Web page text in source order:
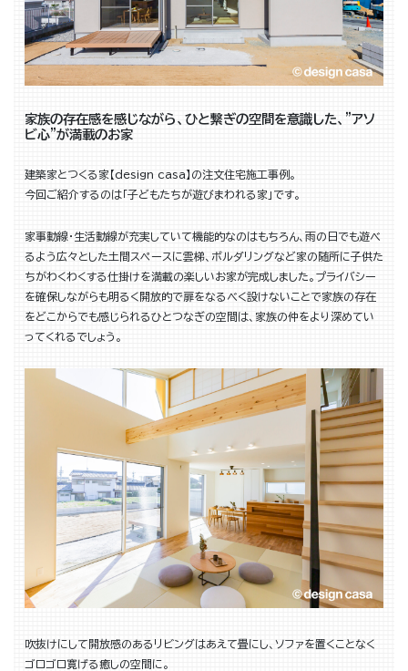
家族の存在感を感じながら、ひと繋ぎの空間を意識した、”アソ
ビ心”が満載のお家
建築家とつくる家【design casa】の注文住宅施工事例。
今回ご紹介するのは「子どもたちが遊びまわれる家」です。
家事動線・生活動線が充実していて機能的なのはもちろん、雨の日でも遊べ
るよう広々とした土間スペースに雲梯、ボルダリングなど家の随所に子供た
ちがわくわくする仕掛けを満載の楽しいお家が完成しました。プライバシー
を確保しながらも明るく開放的で扉をなるべく設けないことで家族の存在
をどこからでも感じられるひとつなぎの空間は、家族の仲をより深めてい
ってくれるでしょう。
吹抜けにして開放感のあるリビングはあえて畳にし、ソファを置くことなく
ゴロゴロ寛げる癒しの空間に。